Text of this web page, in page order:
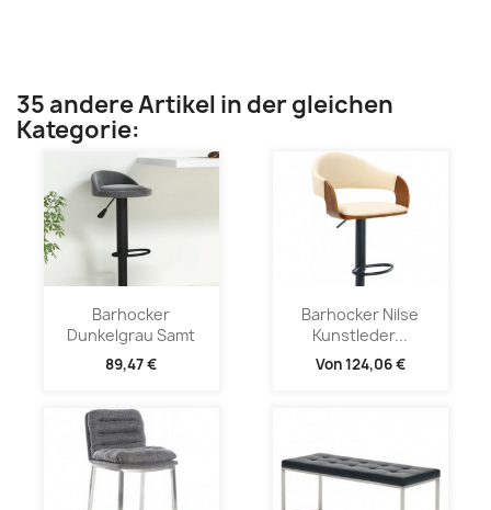
35 andere Artikel in der gleichen
Kategorie:
Barhocker
Dunkelgrau Samt
89,47 €
Barhocker Nilse
Kunstleder...
Von124,06 €